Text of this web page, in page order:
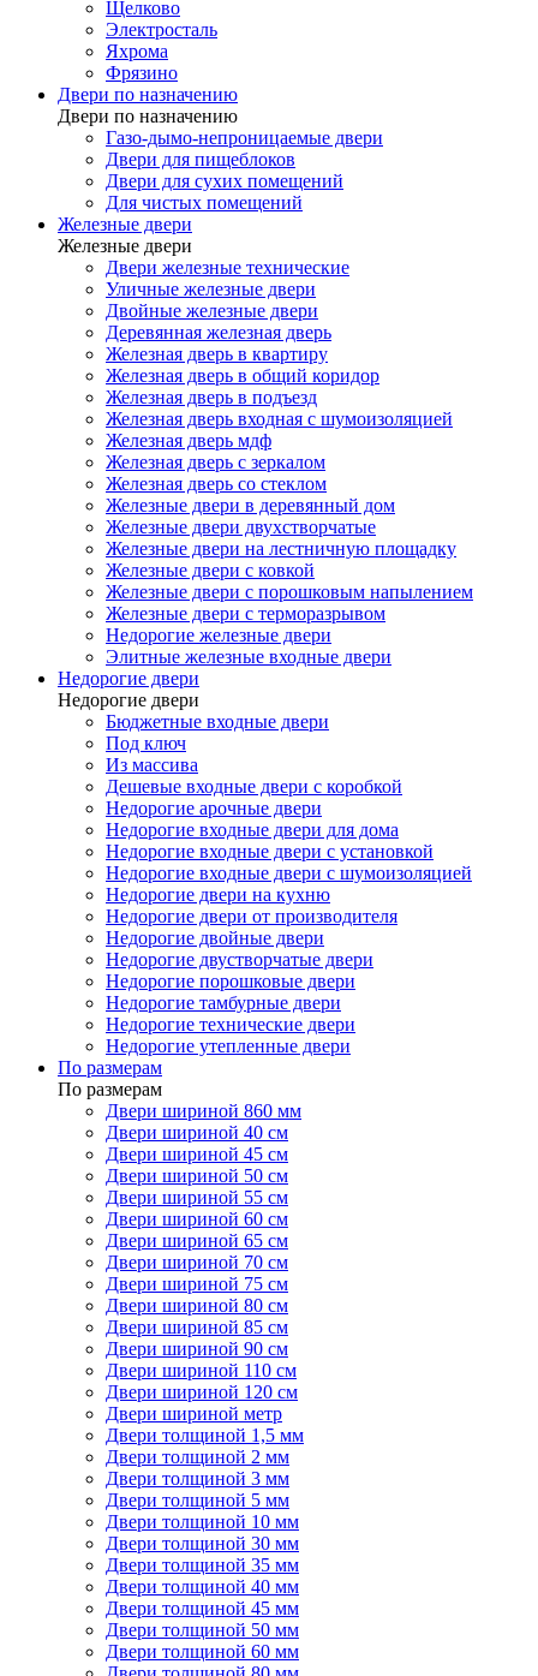
Щелково
Электросталь
Яхрома
Фрязино
Двери по назначению
Двери по назначению
Газо-дымо-непроницаемые двери
Двери для пищеблоков
Двери для сухих помещений
Для чистых помещений
Железные двери
Железные двери
Двери железные технические
Уличные железные двери
Двойные железные двери
Деревянная железная дверь
Железная дверь в квартиру
Железная дверь в общий коридор
Железная дверь в подъезд
Железная дверь входная с шумоизоляцией
Железная дверь мдф
Железная дверь с зеркалом
Железная дверь со стеклом
Железные двери в деревянный дом
Железные двери двухстворчатые
Железные двери на лестничную площадку
Железные двери с ковкой
Железные двери с порошковым напылением
Железные двери с терморазрывом
Недорогие железные двери
Элитные железные входные двери
Недорогие двери
Недорогие двери
Бюджетные входные двери
Под ключ
Из массива
Дешевые входные двери с коробкой
Недорогие арочные двери
Недорогие входные двери для дома
Недорогие входные двери с установкой
Недорогие входные двери с шумоизоляцией
Недорогие двери на кухню
Недорогие двери от производителя
Недорогие двойные двери
Недорогие двустворчатые двери
Недорогие порошковые двери
Недорогие тамбурные двери
Недорогие технические двери
Недорогие утепленные двери
По размерам
По размерам
Двери шириной 860 мм
Двери шириной 40 см
Двери шириной 45 см
Двери шириной 50 см
Двери шириной 55 см
Двери шириной 60 см
Двери шириной 65 см
Двери шириной 70 см
Двери шириной 75 см
Двери шириной 80 см
Двери шириной 85 см
Двери шириной 90 см
Двери шириной 110 см
Двери шириной 120 см
Двери шириной метр
Двери толщиной 1,5 мм
Двери толщиной 2 мм
Двери толщиной 3 мм
Двери толщиной 5 мм
Двери толщиной 10 мм
Двери толщиной 30 мм
Двери толщиной 35 мм
Двери толщиной 40 мм
Двери толщиной 45 мм
Двери толщиной 50 мм
Двери толщиной 60 мм